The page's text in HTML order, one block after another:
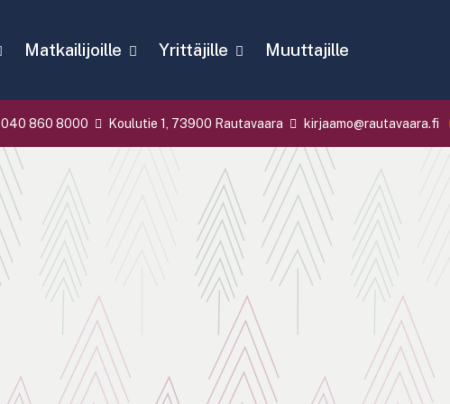
Matkailijoille Yrittäjille Muuttajille
040 860 8000 Koulutie 1, 73900 Rautavaara kirjaamo@rautavaara.fi